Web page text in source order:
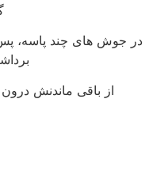
در جوش های چند پاسه،
از باقی ماندنش